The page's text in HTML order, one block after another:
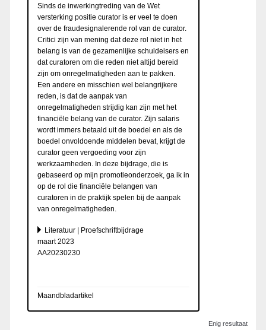
Sinds de inwerkingtreding van de Wet
versterking positie curator is er veel te doen
over de fraudesignalerende rol van de curator.
Critici zijn van mening dat deze rol niet in het
belang is van de gezamenlijke schuldeisers en
dat curatoren om die reden niet altijd bereid
zijn om onregelmatigheden aan te pakken.
Een andere en misschien wel belangrijkere
reden, is dat de aanpak van
onregelmatigheden strijdig kan zijn met het
financiële belang van de curator. Zijn salaris
wordt immers betaald uit de boedel en als de
boedel onvoldoende middelen bevat, krijgt de
curator geen vergoeding voor zijn
werkzaamheden. In deze bijdrage, die is
gebaseerd op mijn promotieonderzoek, ga ik in
op de rol die financiële belangen van
curatoren in de praktijk spelen bij de aanpak
van onregelmatigheden.
Literatuur | Proefschriftbijdrage
maart 2023
AA20230230
Maandbladartikel
Enig resultaat